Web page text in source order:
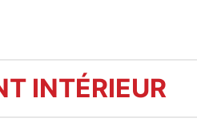
INTÉRIEUR